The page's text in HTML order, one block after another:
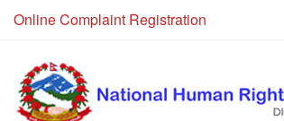
Online Complaint Registration